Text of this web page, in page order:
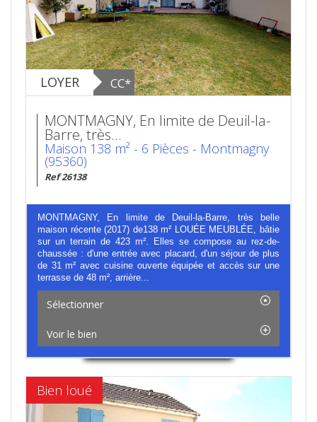
LOYER CC*
MONTMAGNY, En limite de Deuil-la-
Barre, très...
Maison 138 m² - 6 Pièces - Montmagny
(95360)
Ref 26138
MONTMAGNY, En limite de Deuil-la-Barre, très belle
maison récente (2017) de138 m² LOUÉE MEUBLÉE, bâtie
sur un terrain de 423 m². Elles se compose au rez-de-
chaussée : d'une entrée avec placard, d'un séjour de plus
de 31 m² avec cuisine ouverte équipée et accès sur une
terrasse de 48 m², arrière...
Sélectionner
Voir le bien
Bien loué